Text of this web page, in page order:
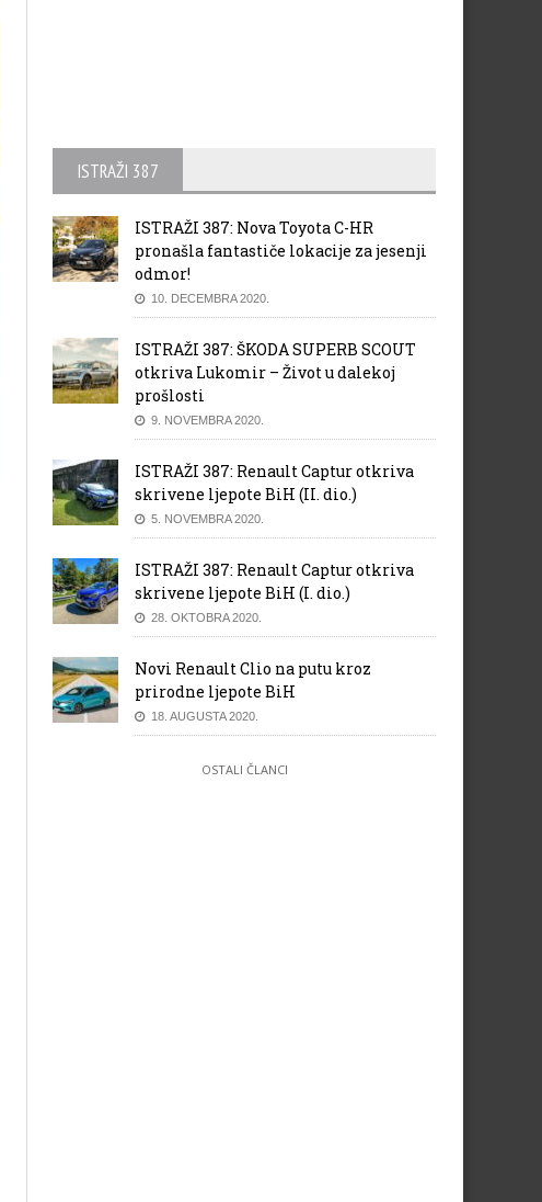
ISTRAŽI 387
ISTRAŽI 387: Nova Toyota C-HR
pronašla fantastiče lokacije za jesenji
odmor!
10. DECEMBRA 2020.
ISTRAŽI 387: ŠKODA SUPERB SCOUT
otkriva Lukomir – Život u dalekoj
prošlosti
9. NOVEMBRA 2020.
ISTRAŽI 387: Renault Captur otkriva
skrivene ljepote BiH (II. dio.)
5. NOVEMBRA 2020.
ISTRAŽI 387: Renault Captur otkriva
skrivene ljepote BiH (I. dio.)
28. OKTOBRA 2020.
Novi Renault Clio na putu kroz
prirodne ljepote BiH
18. AUGUSTA 2020.
OSTALI ČLANCI